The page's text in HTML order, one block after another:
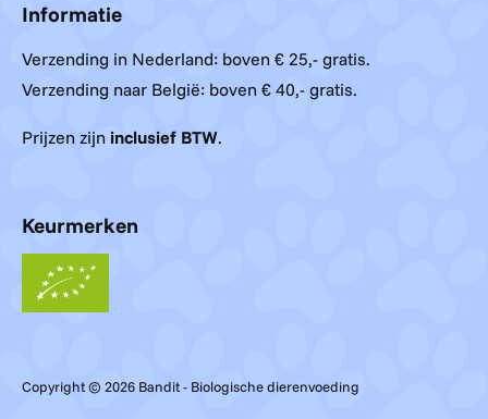
Informatie
Verzending in Nederland: boven € 25,- gratis.
Verzending naar België: boven € 40,- gratis.
Prijzen zijn inclusief BTW.
Keurmerken
Copyright © 2026 Bandit - Biologische dierenvoeding